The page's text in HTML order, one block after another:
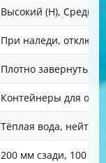
Высокий (H),
При наледи,
Плотно завернуть
Контейнеры для
Тёплая вода,
200 мм сзади, 100 мм